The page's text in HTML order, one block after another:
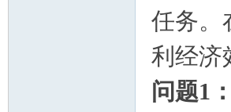
任务。
利经济
问题1 ：